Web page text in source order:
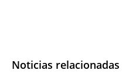
Noticias relacionadas